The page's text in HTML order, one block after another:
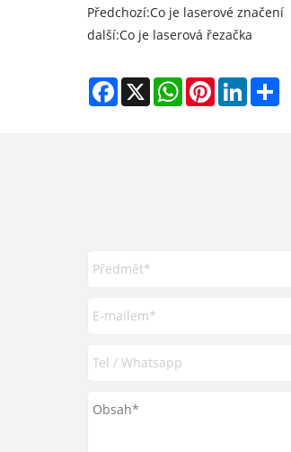
Předchozí:Co je laserové značení
další:Co je laserová řezačka
Facebook
X WhatsAppPinterestLinkedIn